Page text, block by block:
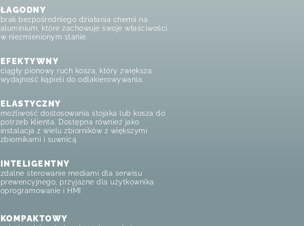
ŁAGODNY
brak bezpośredniego działania chemii na
aluminium, które zachowuje swoje właściwości
w niezmienionym stanie.
EFEKTYWNY
ciągły pionowy ruch kosza, który zwiększa
wydajność kąpieli do odlakierowywania.
ELASTYCZNY
możliwość dostosowania stojaka lub kosza do
potrzeb klienta. Dostępna również jako
instalacja z wielu zbiorników z większymi
zbiornikami i suwnicą
INTELIGENTNY
zdalne sterowanie mediami dla serwisu
prewencyjnego, przyjazne dla użytkownika
oprogramowanie i HMI
KOMPAKTOWY